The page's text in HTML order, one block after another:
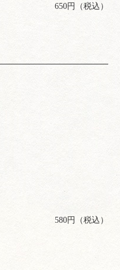
650円（税込）
580円（税込）